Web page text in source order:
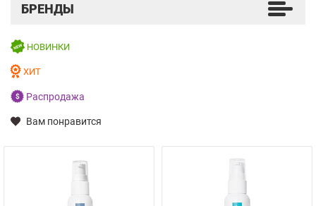
БРЕНДЫ
НОВИНКИ
ХИТ
Распродажа
Вам понравится